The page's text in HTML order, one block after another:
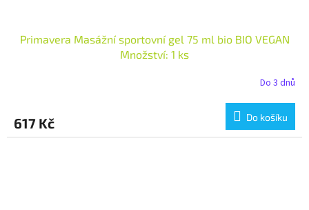
Primavera Masážní sportovní gel 75 ml bio BIO VEGAN
Množství: 1 ks
Do 3 dnů
617 Kč Do košíku